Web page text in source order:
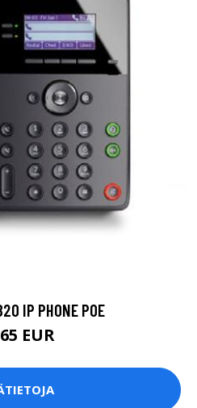
IP PHONE POE
EUR